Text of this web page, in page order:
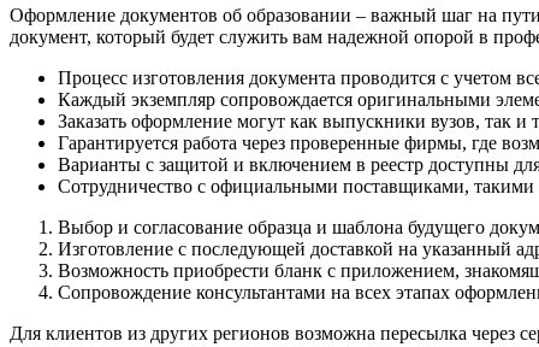
Оформление документов об образовании – важный шаг на
документ, который будет служить вам надежной опорой в
Процесс изготовления документа проводится с учетом
Каждый экземпляр сопровождается оригинальными
Заказать оформление могут как выпускники вузов, так
Гарантируется работа через проверенные фирмы, где
Варианты с защитой и включением в реестр доступны
Сотрудничество с официальными поставщиками, такими
Выбор и согласование образца и шаблона будущего
Изготовление с последующей доставкой на указанный
Возможность приобрести бланк с приложением,
Сопровождение консультантами на всех этапах
Для клиентов из других регионов возможна пересылка через